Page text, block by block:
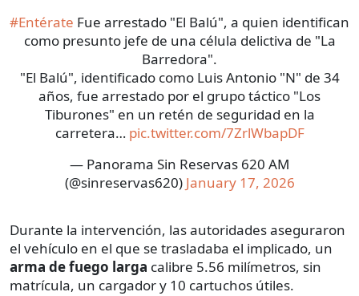
#Entérate Fue arrestado "El Balú", a quien identifican
como presunto jefe de una célula delictiva de "La
Barredora".
"El Balú", identificado como Luis Antonio "N" de 34
años, fue arrestado por el grupo táctico "Los
Tiburones" en un retén de seguridad en la
carretera… pic.twitter.com/7ZrlWbapDF
— Panorama Sin Reservas 620 AM
(@sinreservas620) January 17, 2026
Durante la intervención, las autoridades aseguraron
el vehículo en el que se trasladaba el implicado, un
arma de fuego larga calibre 5.56 milímetros, sin
matrícula, un cargador y 10 cartuchos útiles.